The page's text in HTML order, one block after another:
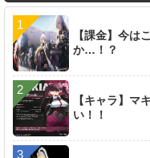
【課金】今は
か…！？
【キャラ】マ
い！！